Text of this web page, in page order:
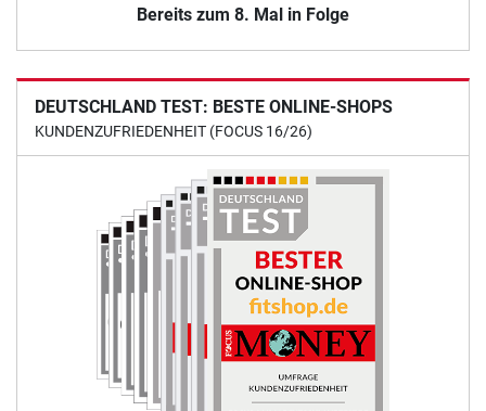
Bereits zum 8. Mal in Folge
DEUTSCHLAND TEST: BESTE ONLINE-SHOPS
KUNDENZUFRIEDENHEIT (FOCUS 16/26)